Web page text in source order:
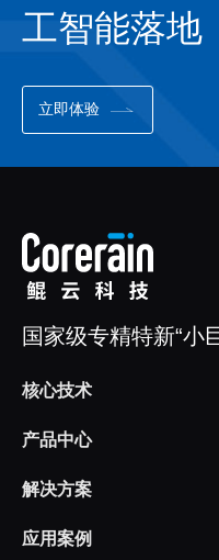
工智能落地
立即体验
国家级专精特新“小
核心技术
产品中心
解决方案
应用案例